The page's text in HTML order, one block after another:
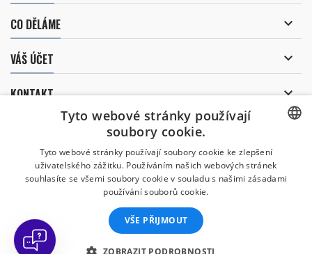
CO DĚLÁME 
VÁŠ ÚČET 
KONTAKT 
ODBĚR NOVINEK
Uděluji souhlas se
zpracováním osobních údajů.
CZECH
Tyto webové stránky používají
soubory cookie.
Tyto webové stránky používají soubory cookie ke zlepšení
uživatelského zážitku. Používáním našich webových stránek
souhlasíte se všemi soubory cookie v souladu s našimi zásadami
používání souborů cookie.
VŠE PŘIJMOUT
ZOBRAZIT PODROBNOSTI